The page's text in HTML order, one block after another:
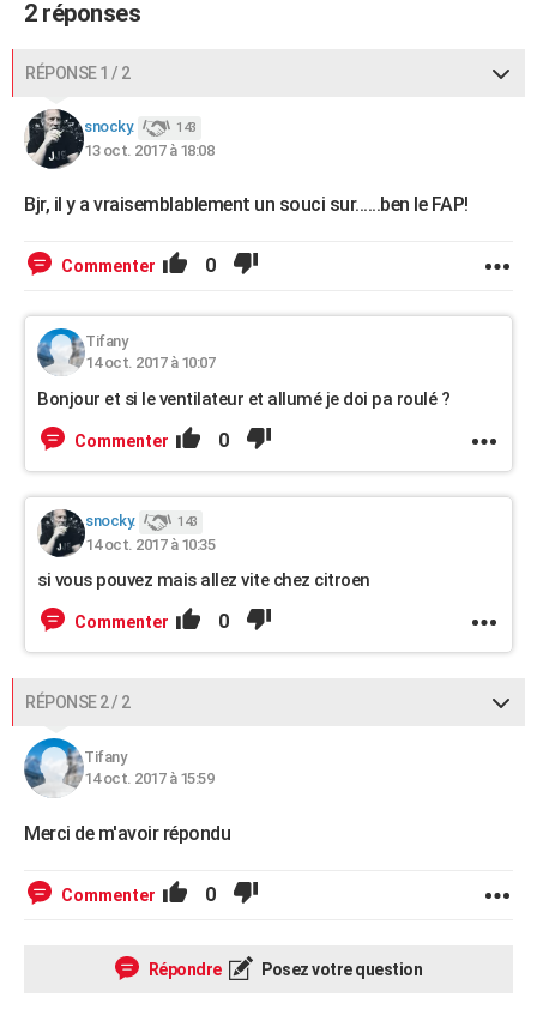
COPAINS D'AVANT
Bricolage
Lifestyle
Culture
SportAuto
Television
Voyage
Cinema
2 réponses
RÉPONSE 1 / 2
snocky. 143
13 oct. 2017 à 18:08
Bjr, il y a vraisemblablement un souci sur......ben le FAP!
Commenter 0
Tifany
14 oct. 2017 à 10:07
Bonjour et si le ventilateur et allumé je doi pa roulé ?
Commenter 0
snocky. 143
14 oct. 2017 à 10:35
si vous pouvez mais allez vite chez citroen
Commenter 0
RÉPONSE 2 / 2
Tifany
14 oct. 2017 à 15:59
Merci de m'avoir répondu
Commenter 0
Répondre Posez votre question